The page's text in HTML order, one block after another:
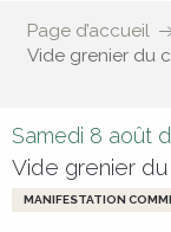
Page d’accueil
Vide grenier du
Samedi 8 août
Vide grenier
MANIFESTATION